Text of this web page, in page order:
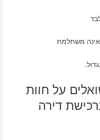
משתלמת
על חוות
דירה